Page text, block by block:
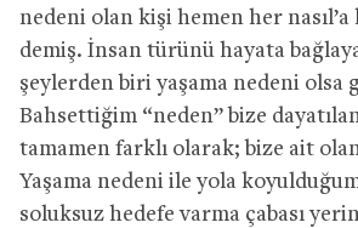
nedeni olan kişi hemen her
demiş. İnsan türünü hayata
şeylerden biri yaşama nedeni olsa
Bahsettiğim “neden” bize
tamamen farklı olarak; bize ait
Yaşama nedeni ile yola
soluksuz hedefe varma çabası